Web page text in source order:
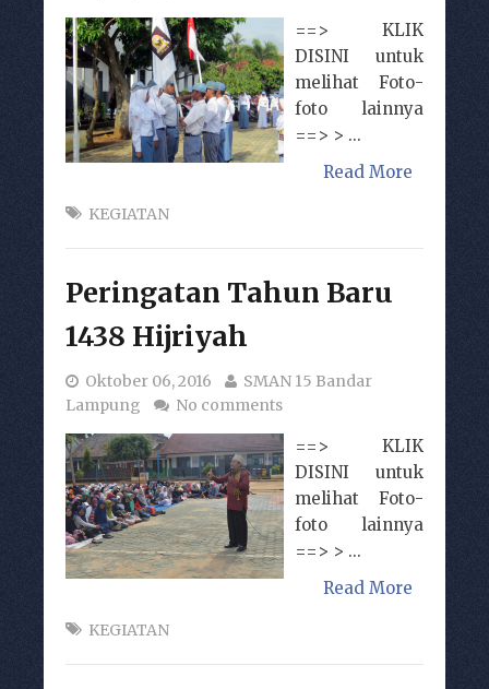
==> KLIK
DISINI untuk
melihat Foto-
foto lainnya
==> > ...
Read More
KEGIATAN
Peringatan Tahun Baru
1438 Hijriyah
Oktober 06, 2016
SMAN 15 Bandar
Lampung
No comments
==> KLIK
DISINI untuk
melihat Foto-
foto lainnya
==> > ...
Read More
KEGIATAN